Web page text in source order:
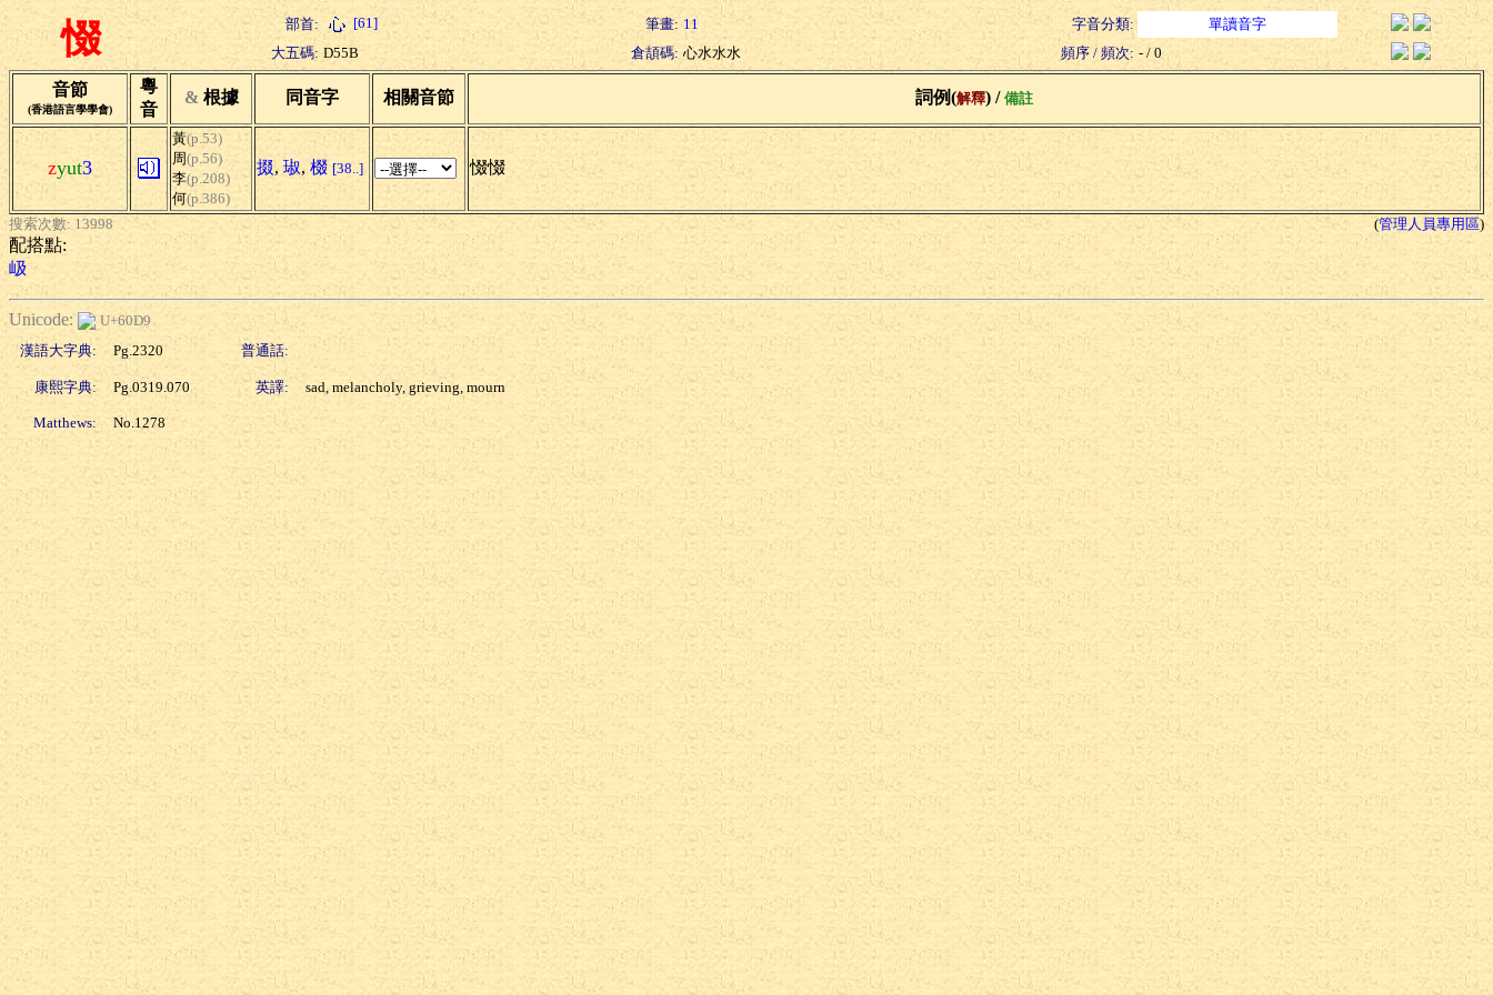
惙 部首: [61] 筆畫: 11 字音分類:
單讀音字
大五碼: D55B 倉頡碼: 心水水水 頻序 / 頻次: - / 0
音節
(香港語言學學會)
粵
音
& 根據 同音字 相關音節 詞例(解釋) / 備註
zyut3
黃(p.53)
周(p.56)
李(p.208)
何(p.386)
掇, 琡, 棳 [38..] 惙惙
搜索次數: 13998 (管理人員專用區)
配搭點:
岋
Unicode:
U+60D9
漢語大字典:
Pg.2320 普通話:
康熙字典: Pg.0319.070 英譯: sad, melancholy, grieving, mourn
Matthews: No.1278